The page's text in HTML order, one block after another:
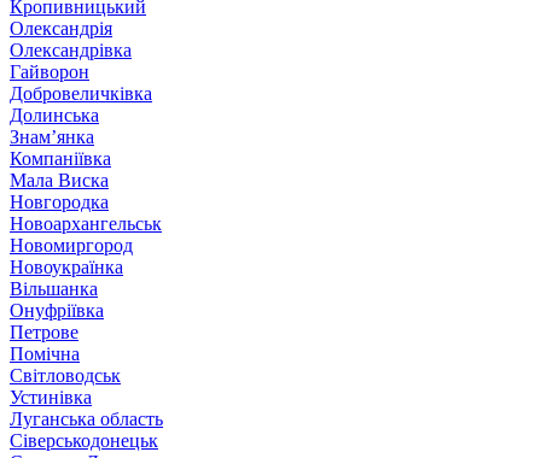
Кропивницький
Олександрія
Олександрівка
Гайворон
Добровеличківка
Долинська
Знам’янка
Компаніївка
Мала Виска
Новгородка
Новоархангельськ
Новомиргород
Новоукраїнка
Вільшанка
Онуфріївка
Петрове
Помічна
Світловодськ
Устинівка
Луганська область
Сіверськодонецьк